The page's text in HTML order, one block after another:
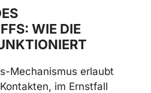
WIE DIE
Mechanismus erlaubt
im Ernstfall